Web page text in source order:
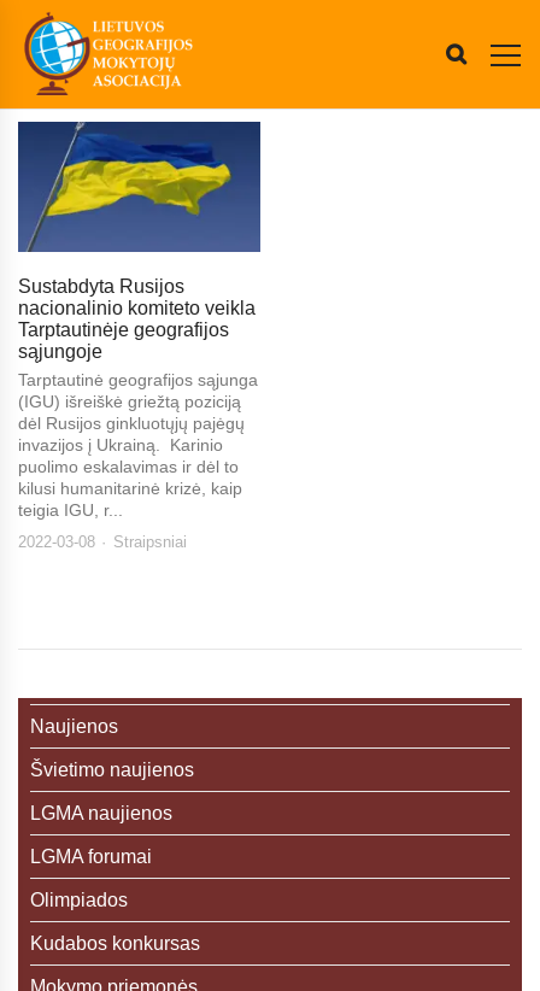
Sustabdyta Rusijos
nacionalinio komiteto veikla
Tarptautinėje geografijos
sąjungoje
Tarptautinė geografijos sąjunga
(IGU) išreiškė griežtą poziciją
dėl Rusijos ginkluotųjų pajėgų
invazijos į Ukrainą. Karinio
puolimo eskalavimas ir dėl to
kilusi humanitarinė krizė, kaip
teigia IGU, r...
2022-03-08 Straipsniai
Naujienos
Švietimo naujienos
LGMA naujienos
LGMA forumai
Olimpiados
Kudabos konkursas